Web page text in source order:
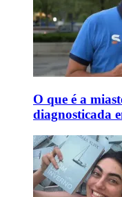
O que é a
diagnosticada